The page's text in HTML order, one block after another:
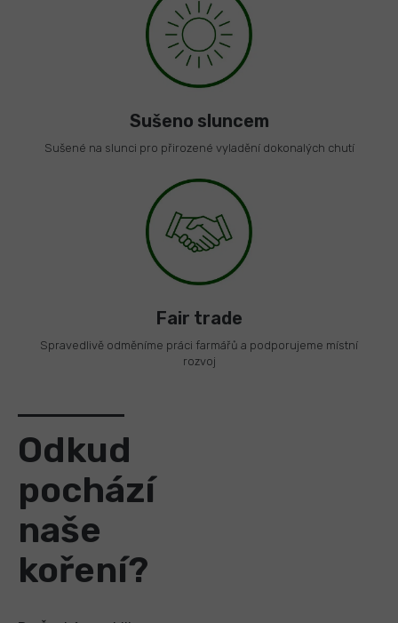
Sušeno sluncem
Sušené na slunci pro přirozené vyladění dokonalých chutí
Fair trade
Spravedlivě odměníme práci farmářů a podporujeme místní
rozvoj
Odkud
pochází
naše
koření?